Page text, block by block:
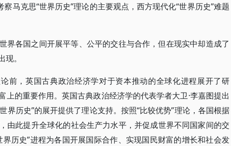
马克思“世界历史”理论的主要观点，西方现代化“世界历史”难题
界各国之间开展平等、公平的交往与合作，但在现实中却造成了
。
前，英国古典政治经济学对于资本推动的全球化进程展开了研
上的重要作用。英国古典政治经济学的代表学者大卫·李嘉图提出
界历史”的展开提供了理论支持。按照“比较优势”理论，各国根据
由此提升全球化的社会生产力水平，并促成世界不同国家间的交
历史”进程为各国开展国际合作、实现国民财富的增长和社会发